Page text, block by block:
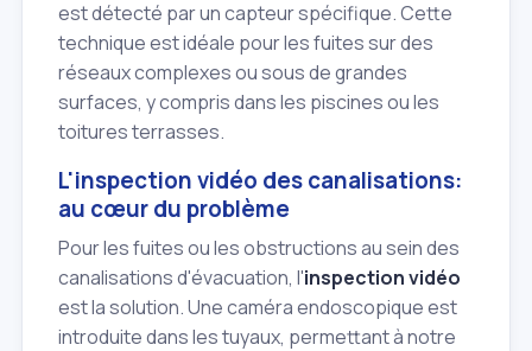
est détecté par un capteur spécifique. Cette
technique est idéale pour les fuites sur des
réseaux complexes ou sous de grandes
surfaces, y compris dans les piscines ou les
toitures terrasses.
L'inspection vidéo des canalisations:
au cœur du problème
Pour les fuites ou les obstructions au sein des
canalisations d'évacuation, l'inspection vidéo
est la solution. Une caméra endoscopique est
introduite dans les tuyaux, permettant à notre